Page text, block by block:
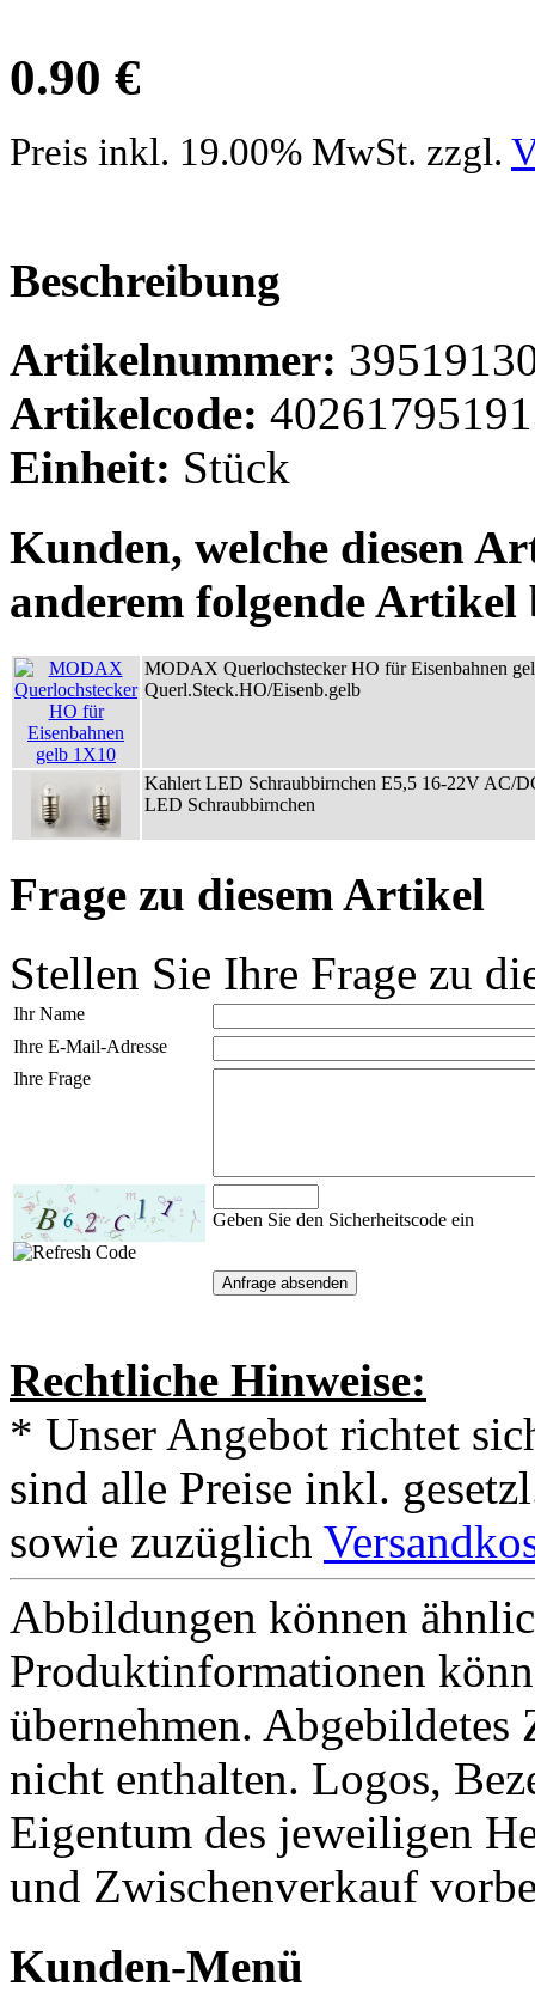
0.90 €
Preis inkl. 19.00% MwSt. zzgl.
Beschreibung
Artikelnummer:
Artikelcode:
Einheit: Stück
Kunden, welche diesen
anderem folgende Artikel
MODAX Querlochstecker HO für Eisenbahnen
Querl.Steck.HO/Eisenb.gelb
Kahlert LED Schraubbirnchen E5,5 16-22V AC/
LED Schraubbirnchen
Frage zu diesem Artikel
Stellen Sie Ihre Frage zu
Ihr Name
Ihre E-Mail-Adresse
Ihre Frage
Geben Sie den Sicherheitscode ein
Rechtliche Hinweise:
* Unser Angebot richtet
sind alle Preise inkl.
sowie zuzüglich
Abbildungen können
Produktinformationen
übernehmen.
nicht enthalten. Logos,
Eigentum des jeweiligen
und Zwischenverkauf
Kunden-Menü